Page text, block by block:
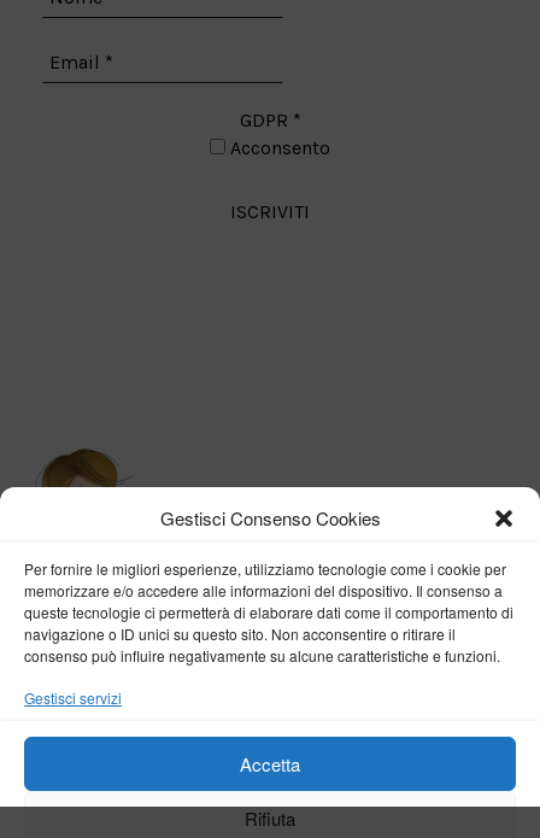
Gestisci Consenso Cookies
Per fornire le migliori esperienze, utilizziamo tecnologie come i cookie per
memorizzare e/o accedere alle informazioni del dispositivo. Il consenso a
queste tecnologie ci permetterà di elaborare dati come il comportamento di
navigazione o ID unici su questo sito. Non acconsentire o ritirare il
consenso può influire negativamente su alcune caratteristiche e funzioni.
Gestisci servizi
Accetta
Rifiuta
GDPR *
Acconsento
BY VERONICA D'ONOFRIO
Veronica D'Onofrio